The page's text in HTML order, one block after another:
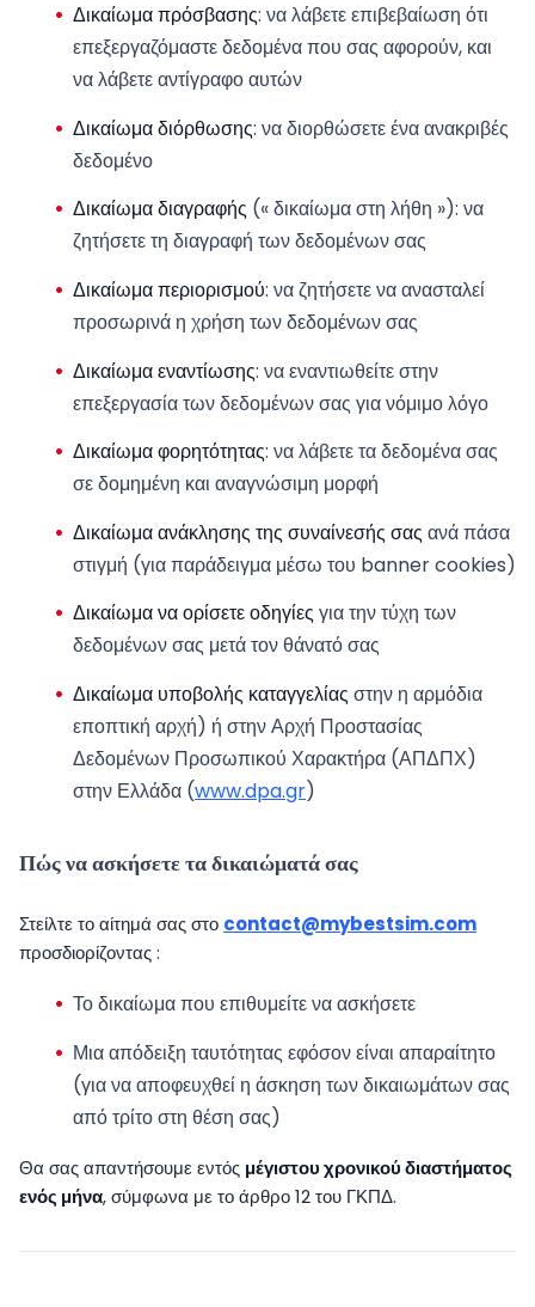
Δικαίωμα πρόσβασης: να λάβετε επιβεβαίωση ότι
επεξεργαζόμαστε δεδομένα που σας αφορούν, και
να λάβετε αντίγραφο αυτών
Δικαίωμα διόρθωσης: να διορθώσετε ένα ανακριβές
δεδομένο
Δικαίωμα διαγραφής (« δικαίωμα στη λήθη »): να
ζητήσετε τη διαγραφή των δεδομένων σας
Δικαίωμα περιορισμού: να ζητήσετε να ανασταλεί
προσωρινά η χρήση των δεδομένων σας
Δικαίωμα εναντίωσης: να εναντιωθείτε στην
επεξεργασία των δεδομένων σας για νόμιμο λόγο
Δικαίωμα φορητότητας: να λάβετε τα δεδομένα σας
σε δομημένη και αναγνώσιμη μορφή
Δικαίωμα ανάκλησης της συναίνεσής σας ανά πάσα
στιγμή (για παράδειγμα μέσω του banner cookies)
Δικαίωμα να ορίσετε οδηγίες για την τύχη των
δεδομένων σας μετά τον θάνατό σας
Δικαίωμα υποβολής καταγγελίας στην η αρμόδια
εποπτική αρχή) ή στην Αρχή Προστασίας
Δεδομένων Προσωπικού Χαρακτήρα (ΑΠΔΠΧ)
στην Ελλάδα (www.dpa.gr)
Πώς να ασκήσετε τα δικαιώματά σας
Στείλτε το αίτημά σας στο contact@mybestsim.com
προσδιορίζοντας :
Το δικαίωμα που επιθυμείτε να ασκήσετε
Μια απόδειξη ταυτότητας εφόσον είναι απαραίτητο
(για να αποφευχθεί η άσκηση των δικαιωμάτων σας
από τρίτο στη θέση σας)
Θα σας απαντήσουμε εντός μέγιστου χρονικού διαστήματος
ενός μήνα, σύμφωνα με το άρθρο 12 του ΓΚΠΔ.